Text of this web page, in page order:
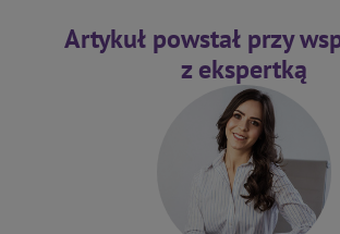
Artykuł powstał przy
z ekspertką